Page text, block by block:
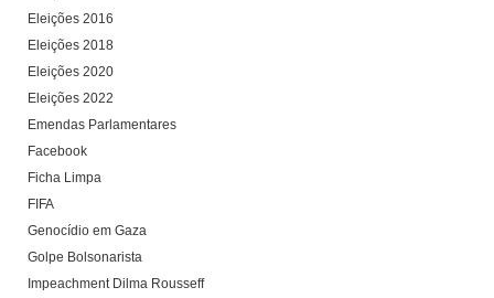
Eleições 2016
Eleições 2018
Eleições 2020
Eleições 2022
Emendas Parlamentares
Facebook
Ficha Limpa
FIFA
Genocídio em Gaza
Golpe Bolsonarista
Impeachment Dilma Rousseff